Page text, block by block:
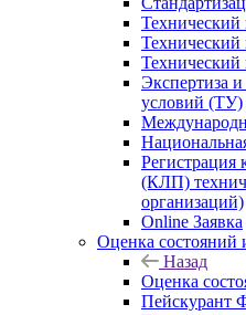
Технический
Технический
Технический
Экспертиза и
условий (ТУ)
Регистрация
(КЛП)
организаций)
Online Заявка
Оценка состояний
Назад
Оценка
Пейскурант